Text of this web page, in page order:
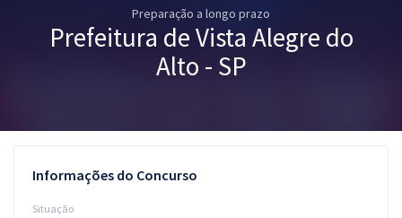
Preparação a longo prazo
Prefeitura de Vista Alegre do
Alto - SP
Informações do Concurso
Situação